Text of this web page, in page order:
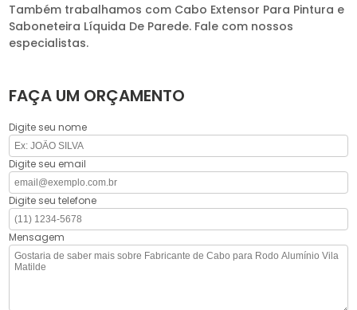
Também trabalhamos com Cabo Extensor Para Pintura e
Saboneteira Líquida De Parede. Fale com nossos
especialistas.
FAÇA UM ORÇAMENTO
Digite seu nome
Digite seu email
Digite seu telefone
Mensagem